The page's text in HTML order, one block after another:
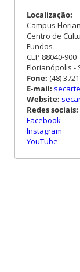
Localização:
Campus
Centro de
Fundos
CEP 88040-900
Florianópolis -
Fone: (48)
E-mail:
Website:
Redes sociais:
Facebook
Instagram
YouTube